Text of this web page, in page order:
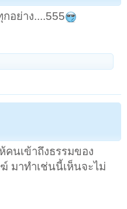
อย่าง....555
คนเข้าถึงธรรมของ
มาทำเช่นนี้เห็นจะไม่